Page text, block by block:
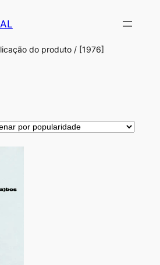
do produto / [1976]